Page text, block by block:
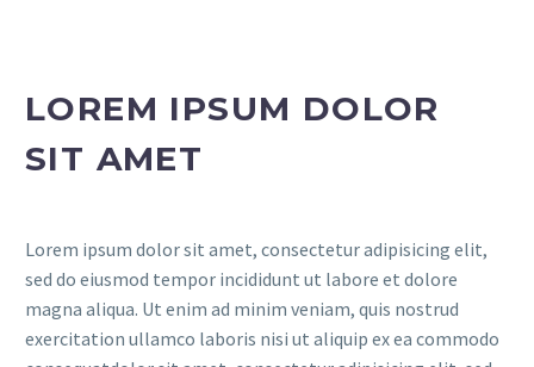
LOREM IPSUM DOLOR
SIT AMET
Lorem ipsum dolor sit amet, consectetur adipisicing elit,
sed do eiusmod tempor incididunt ut labore et dolore
magna aliqua. Ut enim ad minim veniam, quis nostrud
exercitation ullamco laboris nisi ut aliquip ex ea commodo